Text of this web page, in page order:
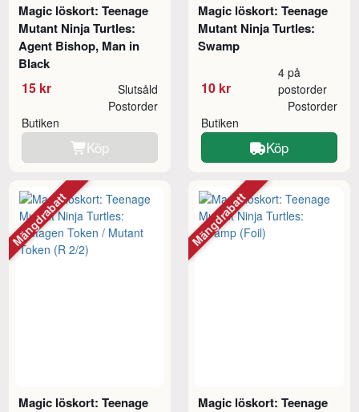
Magic löskort: Teenage
Mutant Ninja Turtles:
Agent Bishop, Man in
Black
15 kr Slutsåld
Butiken
Postorder
Köp
Magic löskort: Teenage
Mutant Ninja Turtles:
Swamp
10 kr
4 på
postorder
Butiken
Postorder
Köp
Magic löskort: Teenage
Mängdrabatt
Magic löskort: Teenage
Mängdrabatt